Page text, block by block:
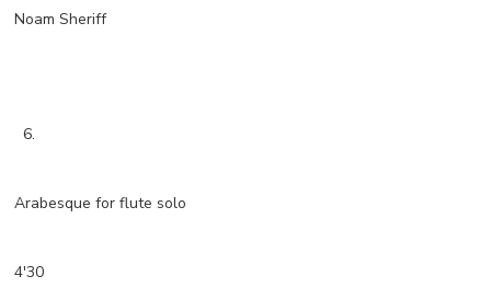
Noam Sheriff
6.
Arabesque for flute solo
4'30